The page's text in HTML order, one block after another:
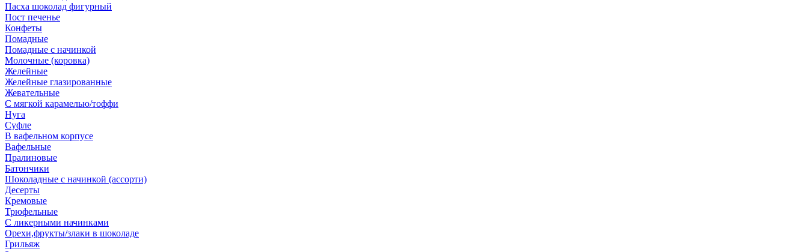
Пасха шоколад фигурный
Пост печенье
Конфеты
Помадные
Помадные с начинкой
Молочные (коровка)
Желейные
Желейные глазированные
Жевательные
С мягкой карамелью/тоффи
Нуга
Суфле
В вафельном корпусе
Вафельные
Пралиновые
Батончики
Шоколадные с начинкой (ассорти)
Десерты
Кремовые
Трюфельные
С ликерными начинками
Орехи,фрукты/злаки в шоколаде
Грильяж